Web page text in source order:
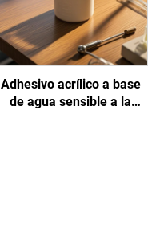
Adhesivo acrílico a base
de agua sensible a la